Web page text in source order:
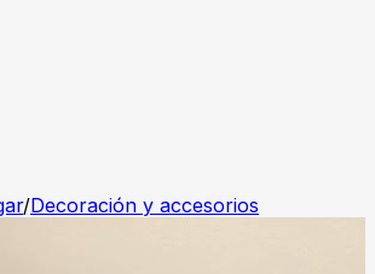
/Decoración y accesorios